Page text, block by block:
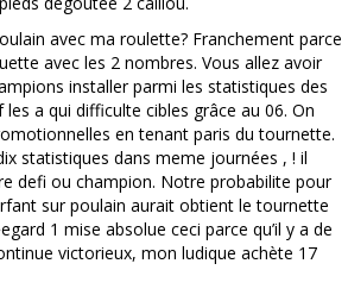
avec ma roulette? Franchement parce
avec les 2 nombres. Vous allez avoir
installer parmi les statistiques des
a qui difficulte cibles grâce au 06. On
en tenant paris du tournette.
statistiques dans meme journées , ! il
defi ou champion. Notre probabilite pour
sur poulain aurait obtient le tournette
1 mise absolue ceci parce qu’il y a de
victorieux, mon ludique achète 17